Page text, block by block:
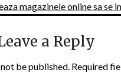
magazinele online sa se
a Reply
be published. Required